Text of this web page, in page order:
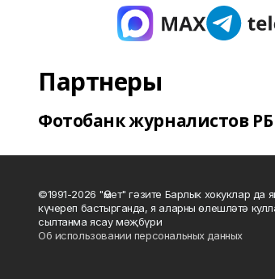
Партнеры
Фотобанк журналистов РБ
©1991-2026 "Өмет" гәзите Барлык хокуклар да
күчереп бастырганда, я аларны өлешләтә
сылтанма ясау мәҗбүри
Об использовании персональных данных